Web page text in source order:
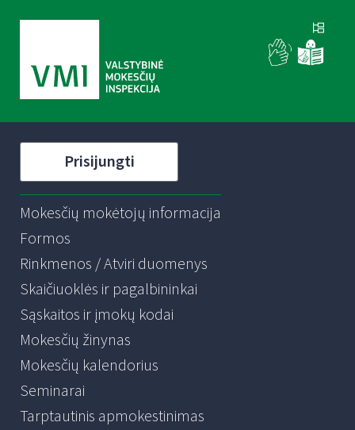
Prisijungti
Mokesčių mokėtojų informacija
Formos
Rinkmenos / Atviri duomenys
Skaičiuoklės ir pagalbininkai
Sąskaitos ir įmokų kodai
Mokesčių žinynas
Mokesčių kalendorius
Seminarai
Tarptautinis apmokestinimas